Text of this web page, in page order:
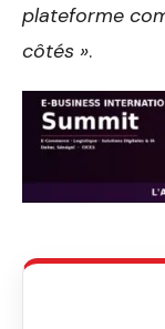
plateforme
côtés ».